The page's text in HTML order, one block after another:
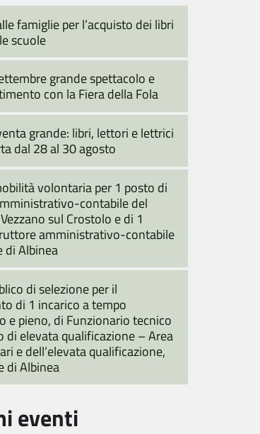
famiglie per l’acquisto dei libri
scuole
grande spettacolo e
con la Fiera della Fola
grande: libri, lettori e lettrici
dal 28 al 30 agosto
volontaria per 1 posto di
contabile del
sul Crostolo e di 1
amministrativo-contabile
di Albinea
di selezione per il
di 1 incarico a tempo
e pieno, di Funzionario tecnico
di elevata qualificazione – Area
e dell’elevata qualificazione,
di Albinea
eventi